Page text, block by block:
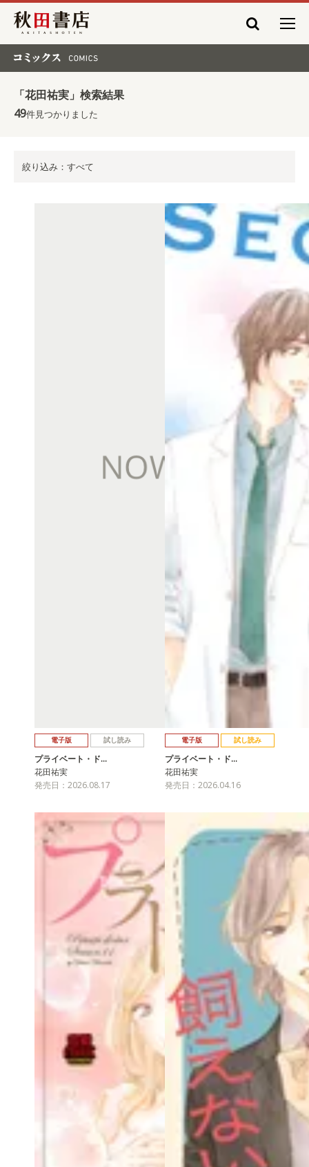
秋田書店
「花田祐実」検索結果
49件見つかりました
絞り込み：すべて
電子版 試し読み
プライベート・ド…
花田祐実
発売日：2026.08.17
電子版 試し読み
プライベート・ド…
花田祐実
発売日：2026.04.16